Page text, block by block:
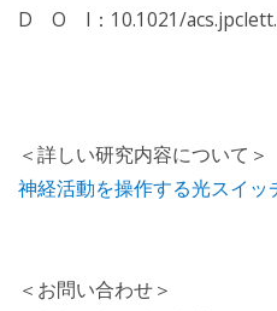
D O I：10.1021/
＜詳しい研究内容について＞
神経活動を操作する光スイッ
＜お問い合わせ＞